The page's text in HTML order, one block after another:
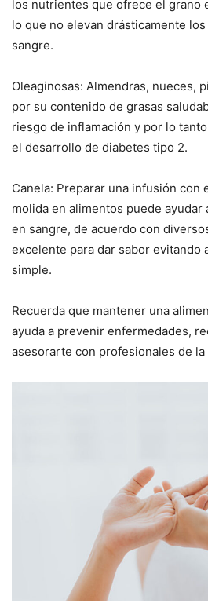
los nutrientes que ofrece el grano
lo que no elevan drásticamente
sangre.
Oleaginosas: Almendras, nueces,
por su contenido de grasas
riesgo de inflamación y por lo
el desarrollo de diabetes tipo 2.
Canela: Preparar una infusión con
molida en alimentos puede
en sangre, de acuerdo con
excelente para dar sabor evitando
simple.
Recuerda que mantener una
ayuda a prevenir enfermedades,
asesorarte con profesionales de la